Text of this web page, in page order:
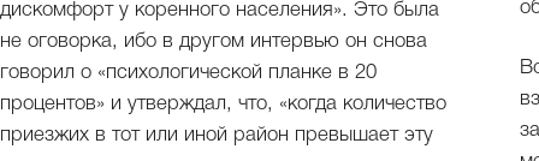
дискомфорт у коренного населения». Это была
не оговорка, ибо в другом интервью он снова
говорил о «психологической планке в 20
процентов» и утверждал, что, «когда количество
приезжих в тот или иной район превышает эту